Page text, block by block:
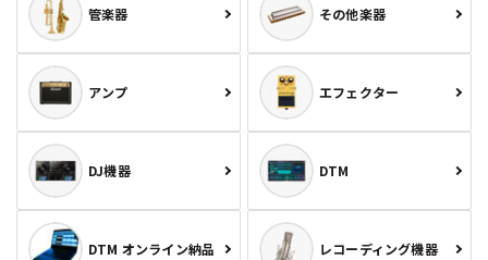
管楽器 その他楽器
アンプ エフェクター
DJ機器 DTM
DTM オンライン納品 レコーディング機器